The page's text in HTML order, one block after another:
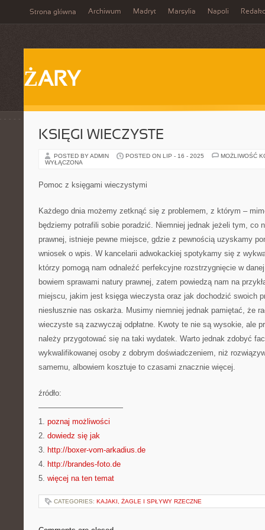
Strona główna Archiwum Madryt Marsylia Napoli
ŻARY
KSIĘGI WIECZYSTE
POSTED BY ADMIN POSTED ON LIP - 16 - 2025
MOŻLIWOŚĆ
WYŁĄCZONA
Pomoc z księgami wieczystymi
Każdego dnia możemy zetknąć się z problemem, z którym –
będziemy potrafili sobie poradzić. Niemniej jednak jeżeli tym, co
prawnej, istnieje pewne miejsce, gdzie z pewnością uzyskamy
wniosek o wpis. W kancelarii adwokackiej spotykamy się z
którzy pomogą nam odnaleźć perfekcyjne rozstrzygnięcie w
bowiem sprawami natury prawnej, zatem powiedzą nam na
miejscu, jakim jest księga wieczysta oraz jak dochodzić swoich
niesłusznie nas oskarża. Musimy niemniej jednak pamiętać, że
wieczyste są zazwyczaj odpłatne. Kwoty te nie są wysokie, ale
należy przygotować się na taki wydatek. Warto jednak zdobyć
wykwalifikowanej osoby z dobrym doświadczeniem, niż
samemu, albowiem kosztuje to czasami znacznie więcej.
źródło:
———————————
1. poznaj możliwości
2. dowiedz się jak
3. http://boxer-vom-arkadius.de
4. http://brandes-foto.de
5. więcej na ten temat
CATEGORIES: KAJAKI, ŻAGLE I SPŁYWY RZECZNE